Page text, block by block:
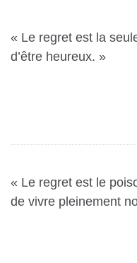
« Le regret est la
d’être heureux. »
« Le regret est le
de vivre pleinement